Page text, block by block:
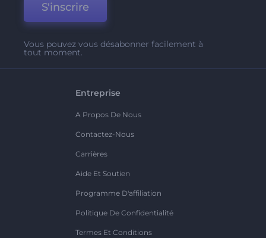
S'inscrire
Vous pouvez vous désabonner facilement à
tout moment.
Entreprise
A Propos De Nous
Contactez-Nous
Carrières
Aide Et Soutien
Programme D'affiliation
Politique De Confidentialité
Termes Et Conditions